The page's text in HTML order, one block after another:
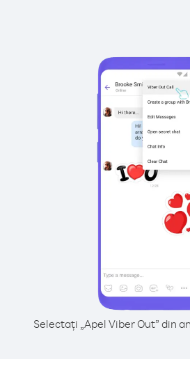
Selectați „Apel Viber Out” din